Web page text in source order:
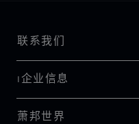
联系我们
I企业信息
萧邦世界